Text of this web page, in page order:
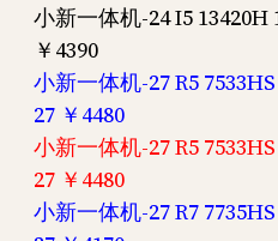
小新一体机-24 I5 13420H
￥4390
小新一体机-27 R5
27 ￥4480
小新一体机-27 R5
27 ￥4480
小新一体机-27 R7